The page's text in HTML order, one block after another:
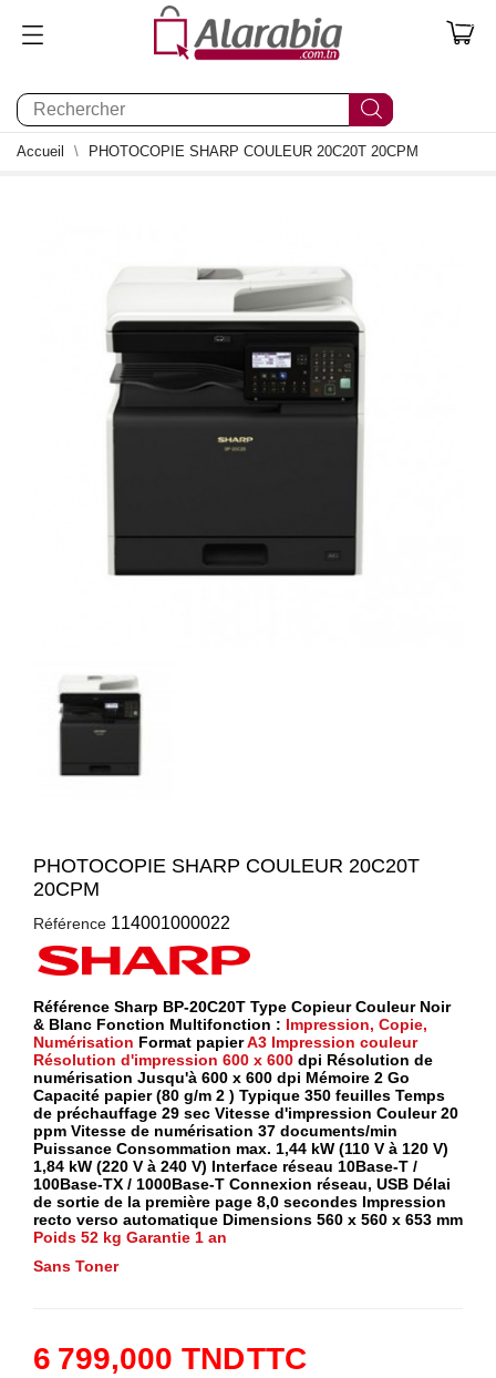
0
Accueil PHOTOCOPIE SHARP COULEUR 20C20T 20CPM
PHOTOCOPIE SHARP COULEUR 20C20T
20CPM
Référence 114001000022
Référence Sharp BP-20C20T Type Copieur Couleur Noir
& Blanc Fonction Multifonction : Impression, Copie,
Numérisation Format papierA3 Impression couleur
Résolution d'impression 600 x 600 dpi Résolution de
numérisation Jusqu'à 600 x 600 dpi Mémoire 2 Go
Capacité papier (80 g/m 2 ) Typique 350 feuilles Temps
de préchauffage 29 sec Vitesse d'impression Couleur 20
ppm Vitesse de numérisation 37 documents/min
Puissance Consommation max. 1,44 kW (110 V à 120 V)
1,84 kW (220 V à 240 V) Interface réseau 10Base-T /
100Base-TX / 1000Base-T Connexion réseau, USB Délai
de sortie de la première page 8,0 secondes Impression
recto verso automatique Dimensions 560 x 560 x 653 mm
Poids 52 kg Garantie 1 an
Sans Toner
6 799,000 TNDTTC